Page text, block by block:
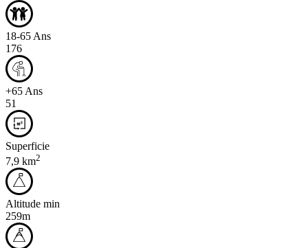
18-65 Ans
176
+65 Ans
51
Superficie
7,9 km2
Altitude min
259m